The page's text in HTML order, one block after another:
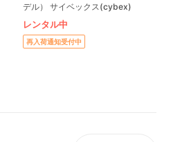
デル） サイベックス(cybex)
レンタル中
再入荷通知受付中